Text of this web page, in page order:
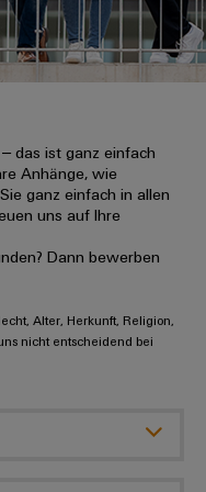
das ist ganz einfach
Anhänge, wie
ganz einfach in allen
uns auf Ihre
Dann bewerben
Alter, Herkunft, Religion,
nicht entscheidend bei